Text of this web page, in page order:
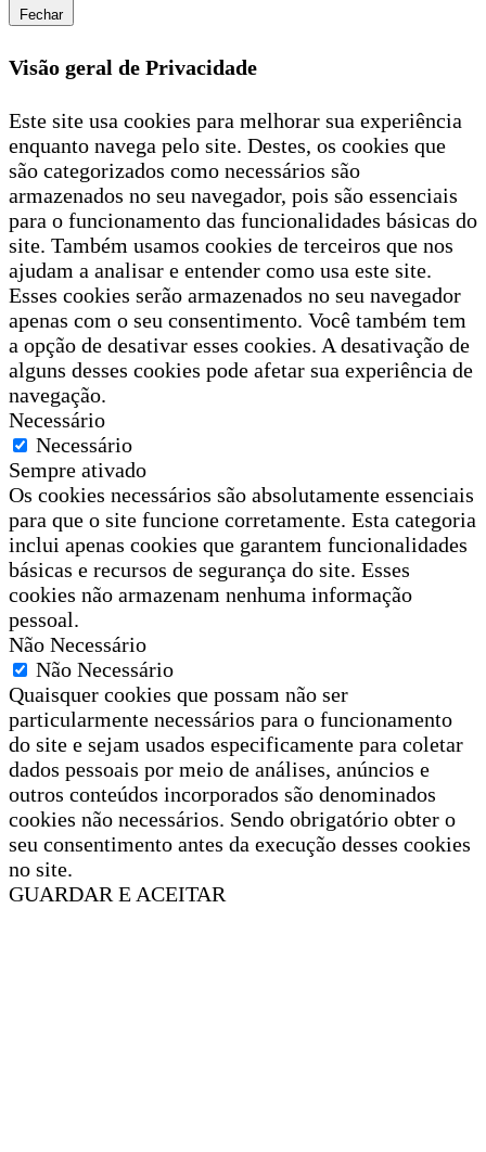
Fechar
Visão geral de Privacidade
Este site usa cookies para melhorar sua experiência
enquanto navega pelo site. Destes, os cookies que
são categorizados como necessários são
armazenados no seu navegador, pois são essenciais
para o funcionamento das funcionalidades básicas do
site. Também usamos cookies de terceiros que nos
ajudam a analisar e entender como usa este site.
Esses cookies serão armazenados no seu navegador
apenas com o seu consentimento. Você também tem
a opção de desativar esses cookies. A desativação de
alguns desses cookies pode afetar sua experiência de
navegação.
Necessário
Necessário
Sempre ativado
Os cookies necessários são absolutamente essenciais
para que o site funcione corretamente. Esta categoria
inclui apenas cookies que garantem funcionalidades
básicas e recursos de segurança do site. Esses
cookies não armazenam nenhuma informação
pessoal.
Não Necessário
Não Necessário
Quaisquer cookies que possam não ser
particularmente necessários para o funcionamento
do site e sejam usados especificamente para coletar
dados pessoais por meio de análises, anúncios e
outros conteúdos incorporados são denominados
cookies não necessários. Sendo obrigatório obter o
seu consentimento antes da execução desses cookies
no site.
GUARDAR E ACEITAR